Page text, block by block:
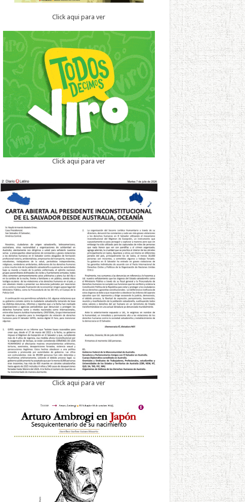
Click aqui para ver
Click aqui para ver
Click aqui para ver